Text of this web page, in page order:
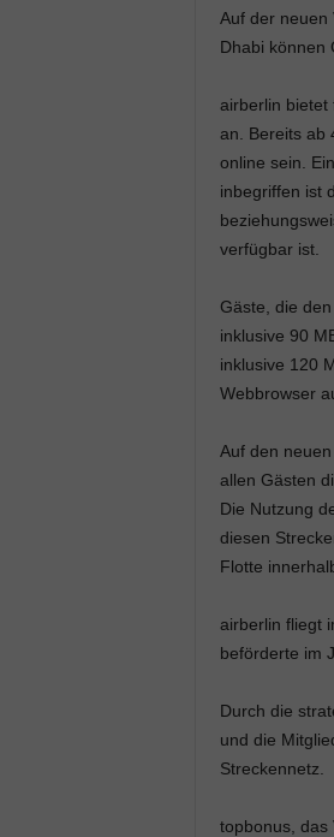
Auf der neuen
Dhabi können
airberlin bietet
an. Bereits ab
online sein.
inbegriffen ist
verfügbar ist.
Gäste, die
inklusive 90
inklusive 120
Webbrowser
Auf den
allen Gästen
Die Nutzung
diesen
Flotte
airberlin fliegt
beförderte im
Durch die
und die
Streckennetz.
topbonus, das